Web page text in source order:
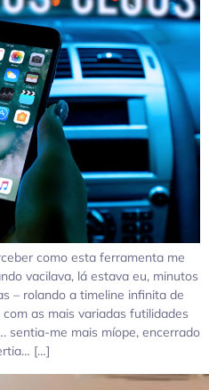
como esta ferramenta me
vacilava, lá estava eu, minutos
– rolando a timeline infinita de
as mais variadas futilidades
sentia-me mais míope, encerrado
[…]